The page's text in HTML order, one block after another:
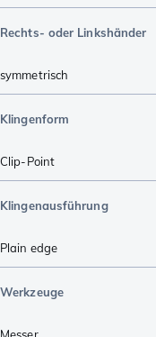
Rechts- oder Linkshänder
symmetrisch
Klingenform
Clip-Point
Klingenausführung
Plain edge
Werkzeuge
Messer